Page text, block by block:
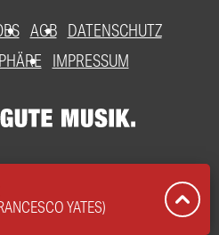
AGB DATENSCHUTZ
IMPRESSUM
YATES)